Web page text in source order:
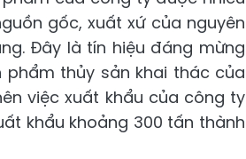
gốc, xuất xứ của nguyên
Đây là tín hiệu đáng mừng
thủy sản khai thác của
việc xuất khẩu của công ty
khẩu khoảng 300 tấn thành